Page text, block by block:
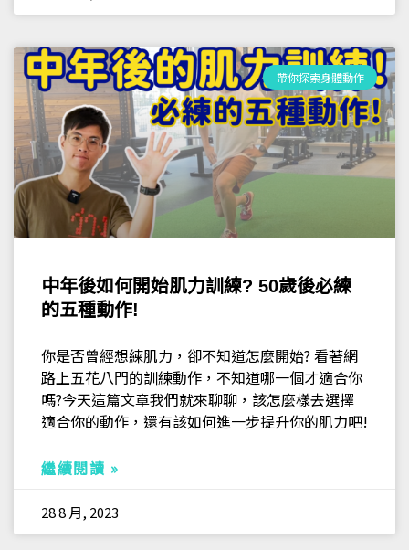
帶你探索身體動作
中年後如何開始肌力訓練? 50歲後必練
的五種動作!
你是否曾經想練肌力，卻不知道怎麼開始? 看著網
路上五花八門的訓練動作，不知道哪一個才適合你
嗎?今天這篇文章我們就來聊聊，該怎麼樣去選擇
適合你的動作，還有該如何進一步提升你的肌力吧!
繼續閱讀 »
28 8 月, 2023